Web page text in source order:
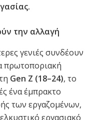
την αλλαγή
γενιές συνδέουν
πρωτοποριακή
Gen Z (18–24), το
ένα έμπρακτο
των εργαζομένων,
εργασιακό